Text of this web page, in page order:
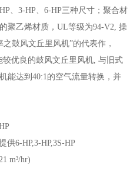
、3-HP、6-HP三种尺寸；聚合材
聚乙烯材质，UL等级为94-V2, 操
鼓风文丘里风机”的代表作，
较优良的鼓风文丘里风机, 与旧式
能达到40:1的空气流量转换，并
供6-HP,3-HP,3S-HP
m³/hr)